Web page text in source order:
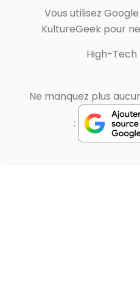
Vous utilisez
KultureGeek pour
High-Tech
Ne manquez plus
: